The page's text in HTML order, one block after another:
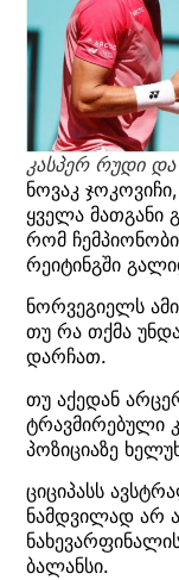
კასპერ რუდი და
ნოვაკ
ყველა მათგანი
რომ
რეიტინგში
ნორვეგიელს
თუ რა თქმა
დარჩათ.
თუ აქედან
ტრავმირებული
პოზიციაზე
ციციპასს
ნამდვილად არ
ბალანსი.